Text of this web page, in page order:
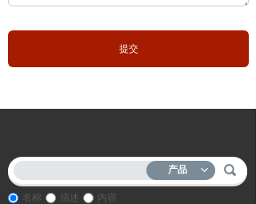
提交
产品
名称 描述 内容